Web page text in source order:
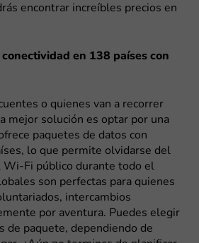
encontrar increíbles precios en
en 138 países con
o quienes van a recorrer
mejor solución es optar por una
paquetes de datos con
lo que permite olvidarse del
Wi-Fi público durante todo el
son perfectas para quienes
intercambios
por aventura. Puedes elegir
de paquete, dependiendo de